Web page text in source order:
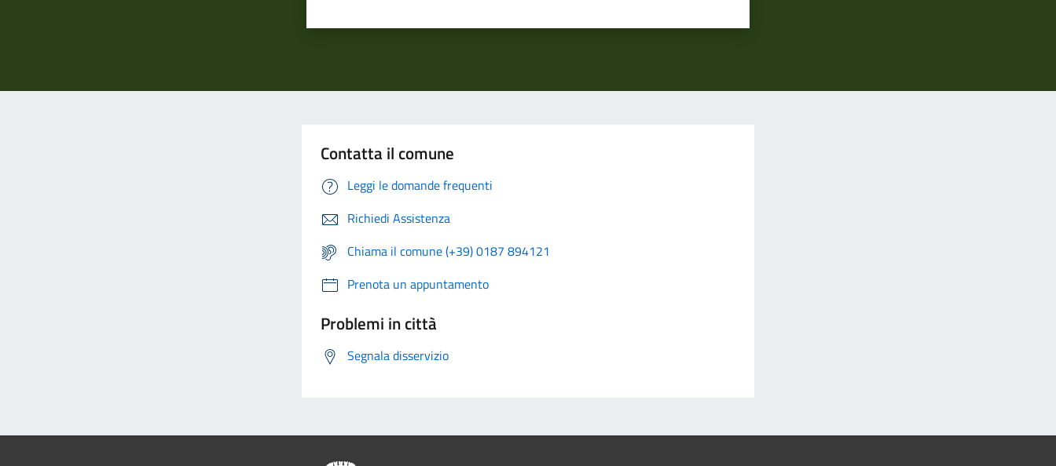
Contatta il comune
Leggi le domande frequenti
Richiedi Assistenza
Chiama il comune (+39) 0187 894121
Prenota un appuntamento
Problemi in città
Segnala disservizio